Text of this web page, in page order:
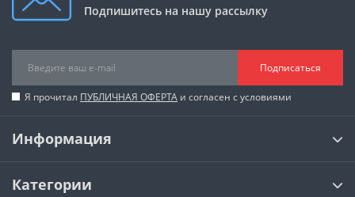
Подпишитесь на нашу рассылку
Подписаться
Я прочитал ПУБЛИЧНАЯ ОФЕРТА и согласен с условиями
Информация
Категории